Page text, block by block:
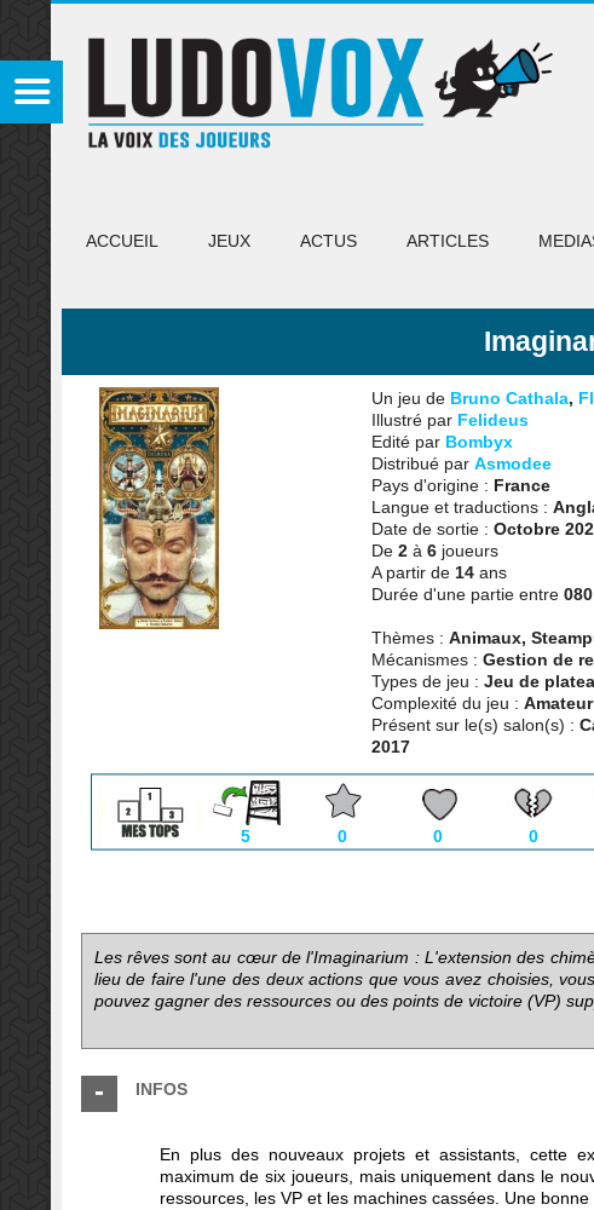
ACCUEIL JEUX ACTUS ARTICLES
Un jeu de Bruno Cathala,
Illustré par Felideus
Edité par Bombyx
Distribué par Asmodee
Pays d'origine : France
Langue et traductions :
Date de sortie : Octobre
De 2à 6joueurs
A partir de 14ans
Durée d'une partie entre 080
Thèmes : Animaux,
Mécanismes : Gestion de
Types de jeu : Jeu de
Complexité du jeu : Amateur
Présent sur le(s) salon(s) :
2017
5 0 0 0
Les rêves sont au cœur de l'Imaginarium : L'extension des
lieu de faire l'une des deux actions que vous avez choisies,
pouvez gagner des ressources ou des points de victoire (VP)
INFOS
En plus des nouveaux projets et assistants, cette
maximum de six joueurs, mais uniquement dans le
ressources, les VP et les machines cassées. Une